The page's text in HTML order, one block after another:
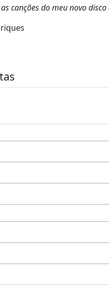
canções do meu novo disco